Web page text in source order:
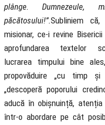
plânge.
păcătosului!”.Subliniem
misionar, ce-i revine
aprofundarea textelor
lucrarea timpului bine
propovăduire „cu timp
„descoperă poporului
aducă în obișnuință,
într-o abordare pe cât